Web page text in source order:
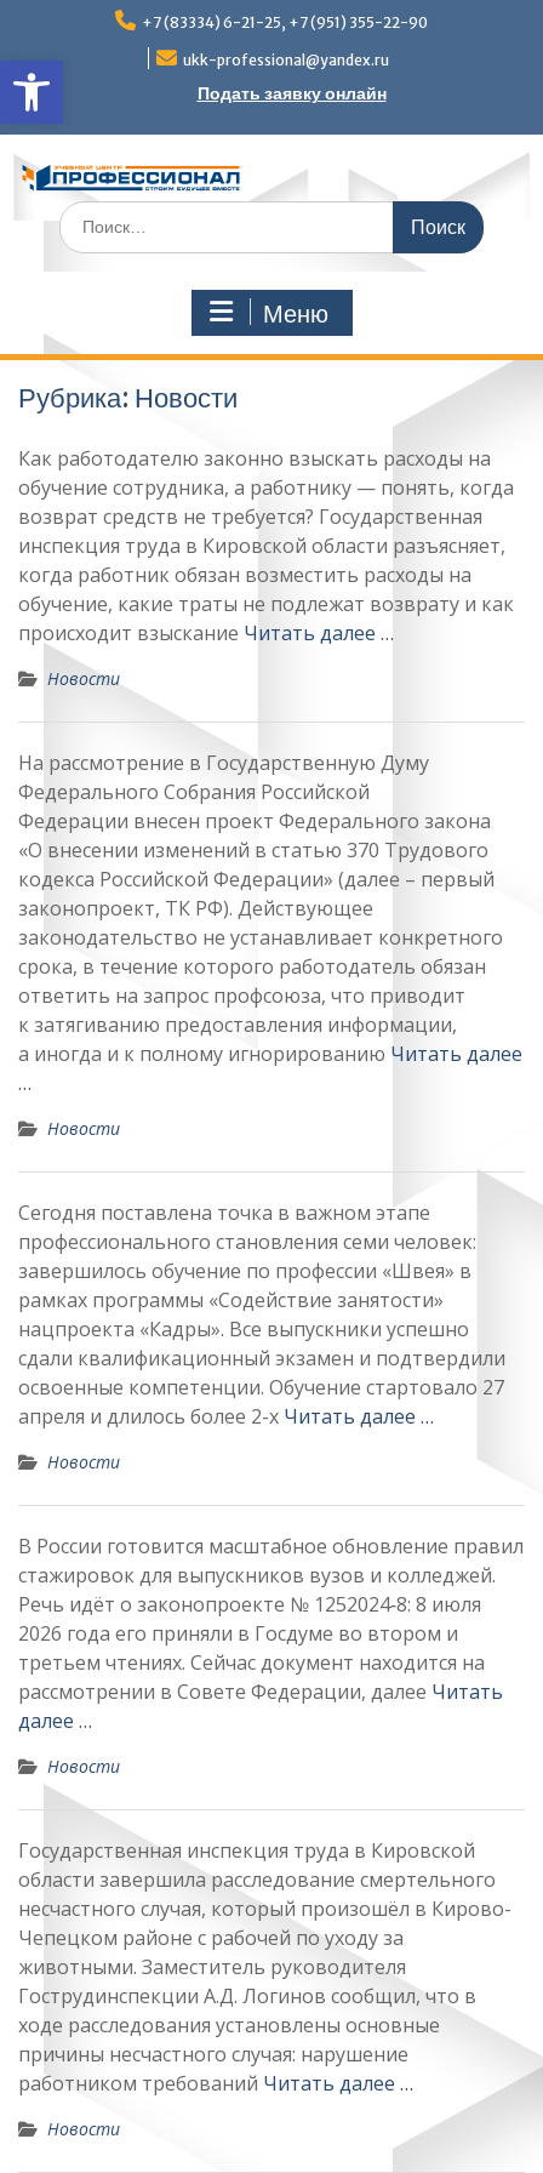
Открыть панель
содержимому
+7 (83334) 6-21-25, +7 (951) 355-22-90
ukk-professional@yandex.ru
Подать заявку онлайн
Поиск
по:
Меню
Рубрика: Новости
Как работодателю законно взыскать расходы на
обучение сотрудника, а работнику — понять, когда
возврат средств не требуется? Государственная
инспекция труда в Кировской области разъясняет,
когда работник обязан возместить расходы на
обучение, какие траты не подлежат возврату и как
происходит взыскание Читать далее …
Новости
На рассмотрение в Государственную Думу
Федерального Собрания Российской
Федерации внесен проект Федерального закона
«О внесении изменений в статью 370 Трудового
кодекса Российской Федерации» (далее – первый
законопроект, ТК РФ). Действующее
законодательство не устанавливает конкретного
срока, в течение которого работодатель обязан
ответить на запрос профсоюза, что приводит
к затягиванию предоставления информации,
а иногда и к полному игнорированию Читать далее
…
Новости
Сегодня поставлена точка в важном этапе
профессионального становления семи человек:
завершилось обучение по профессии «Швея» в
рамках программы «Содействие занятости»
нацпроекта «Кадры». Все выпускники успешно
сдали квалификационный экзамен и подтвердили
освоенные компетенции. Обучение стартовало 27
апреля и длилось более 2-х Читать далее …
Новости
В России готовится масштабное обновление правил
стажировок для выпускников вузов и колледжей.
Речь идёт о законопроекте № 1252024‑8: 8 июля
2026 года его приняли в Госдуме во втором и
третьем чтениях. Сейчас документ находится на
рассмотрении в Совете Федерации, далее Читать
далее …
Новости
Государственная инспекция труда в Кировской
области завершила расследование смертельного
несчастного случая, который произошёл в Кирово-
Чепецком районе с рабочей по уходу за
животными. Заместитель руководителя
Гострудинспекции А.Д. Логинов сообщил, что в
ходе расследования установлены основные
причины несчастного случая: нарушение
работником требований Читать далее …
Новости